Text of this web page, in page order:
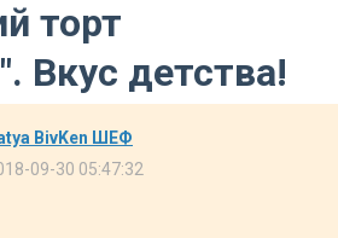
торт
Вкус детства!
BivKen ШЕФ
09-30 05:47:32